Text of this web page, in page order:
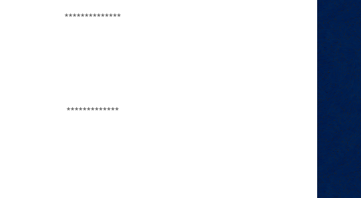
**************
*************